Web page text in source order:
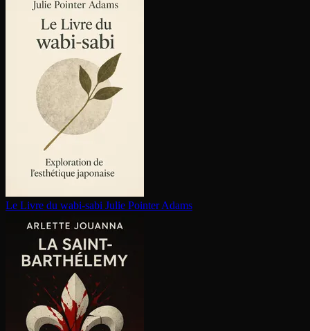
Le Livre du wabi-sabi Julie Pointer Adams